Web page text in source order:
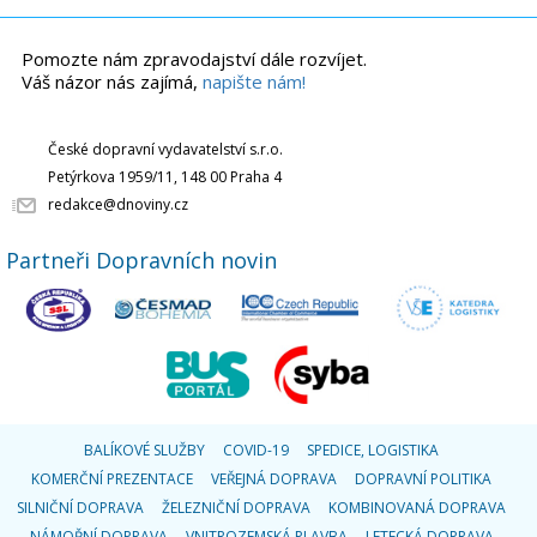
Pomozte nám zpravodajství dále rozvíjet.
Váš názor nás zajímá, napište nám!
České dopravní vydavatelství s.r.o.
Petýrkova 1959/11, 148 00 Praha 4
redakce@dnoviny.cz
Partneři Dopravních novin
BALÍKOVÉ SLUŽBY COVID-19
SPEDICE, LOGISTIKA
KOMERČNÍ PREZENTACE
VEŘEJNÁ DOPRAVA
DOPRAVNÍ POLITIKA
SILNIČNÍ DOPRAVA
ŽELEZNIČNÍ DOPRAVA
KOMBINOVANÁ DOPRAVA